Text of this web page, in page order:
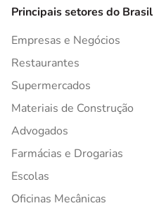
Principais setores do Brasil
Empresas e Negócios
Restaurantes
Supermercados
Materiais de Construção
Advogados
Farmácias e Drogarias
Escolas
Oficinas Mecânicas